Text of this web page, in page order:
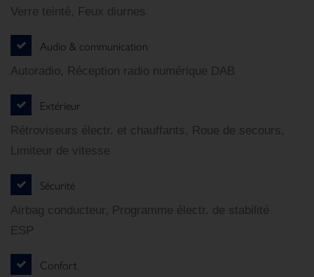
Verre teinté, Feux diurnes
Audio & communication
Autoradio, Réception radio numérique DAB
Extérieur
Rétroviseurs électr. et chauffants, Roue de secours,
Limiteur de vitesse
Sécurité
Airbag conducteur, Programme électr. de stabilité
ESP
Confort